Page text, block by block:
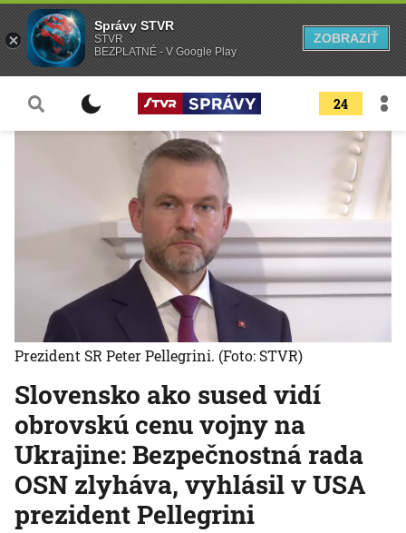
24
Slovensko ako sused vidí
obrovskú cenu vojny na
Ukrajine: Bezpečnostná rada
OSN zlyháva, vyhlásil v USA
prezident Pellegrini
Prezident SR Peter Pellegrini. (Foto: STVR)
Správy STVR
STVR
BEZPLATNÉ - V Google Play
ZOBRAZIŤ